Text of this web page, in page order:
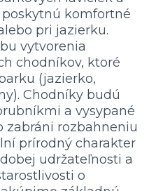
komfortné
pri jazierku.
vytvorenia
chodníkov, ktoré
(jazierko,
Chodníky budú
a vysypané
zabráni rozbahneniu
prírodný charakter
udržateľnosti a
o